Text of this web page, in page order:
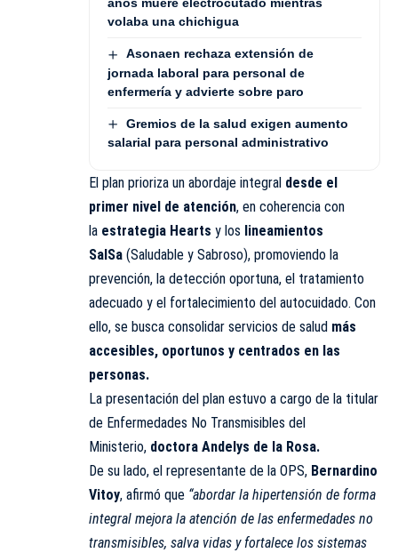
años muere electrocutado mientras
volaba una chichigua
Asonaen rechaza extensión de
jornada laboral para personal de
enfermería y advierte sobre paro
Gremios de la salud exigen aumento
salarial para personal administrativo
El plan prioriza un abordaje integral desde el
primer nivel de atención, en coherencia con
la estrategia Hearts y los lineamientos
SalSa (Saludable y Sabroso), promoviendo la
prevención, la detección oportuna, el tratamiento
adecuado y el fortalecimiento del autocuidado. Con
ello, se busca consolidar servicios de salud más
accesibles, oportunos y centrados en las
personas.
La presentación del plan estuvo a cargo de la titular
de Enfermedades No Transmisibles del
Ministerio, doctora Andelys de la Rosa.
De su lado, el representante de la OPS, Bernardino
Vitoy, afirmó que “abordar la hipertensión de forma
integral mejora la atención de las enfermedades no
transmisibles, salva vidas y fortalece los sistemas